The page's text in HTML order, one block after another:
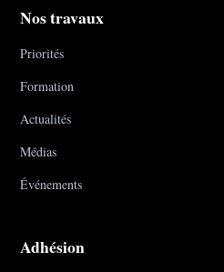
Nos travaux
Priorités
Formation
Actualités
Médias
Événements
Adhésion